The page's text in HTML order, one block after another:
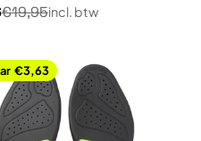
€19,95incl. btw
€3,63